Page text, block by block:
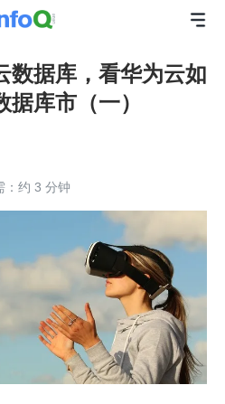
数据库，看华为云如
库市（一）
：约 3 分钟